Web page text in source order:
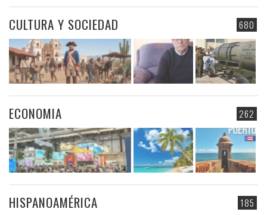
680
CULTURA Y SOCIEDAD
262
ECONOMIA
185
HISPANOAMÉRICA